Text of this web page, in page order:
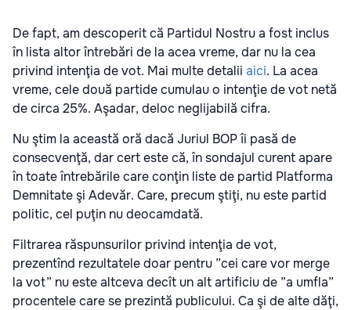
De fapt, am descoperit că Partidul Nostru a fost inclus
în lista altor întrebări de la acea vreme, dar nu la cea
privind intenţia de vot. Mai multe detalii aici. La acea
vreme, cele două partide cumulau o intenţie de vot netă
de circa 25%. Aşadar, deloc neglijabilă cifra.
Nu ştim la această oră dacă Juriul BOP îi pasă de
consecvenţă, dar cert este că, în sondajul curent apare
în toate întrebările care conţin liste de partid Platforma
Demnitate şi Adevăr. Care, precum ştiţi, nu este partid
politic, cel puţin nu deocamdată.
Filtrarea răspunsurilor privind intenţia de vot,
prezentînd rezultatele doar pentru ”cei care vor merge
la vot” nu este altceva decît un alt artificiu de ”a umfla”
procentele care se prezintă publicului. Ca şi de alte dăţi,